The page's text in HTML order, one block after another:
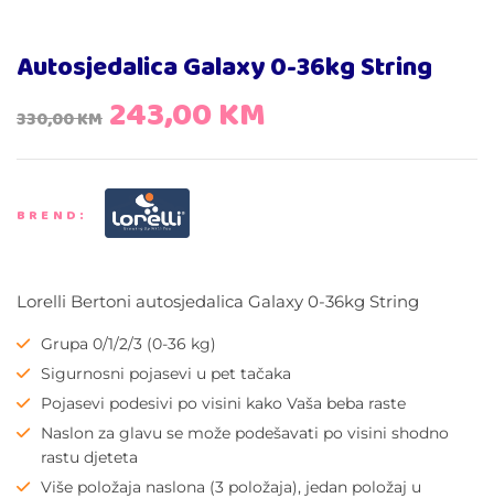
Autosjedalica Galaxy 0-36kg String
330,00KM 243,00KM
BREND:
Lorelli Bertoni autosjedalica Galaxy 0-36kg String
Grupa 0/1/2/3 (0-36 kg)
Sigurnosni pojasevi u pet tačaka
Pojasevi podesivi po visini kako Vaša beba raste
Naslon za glavu se može podešavati po visini shodno
rastu djeteta
Više položaja naslona (3 položaja), jedan položaj u